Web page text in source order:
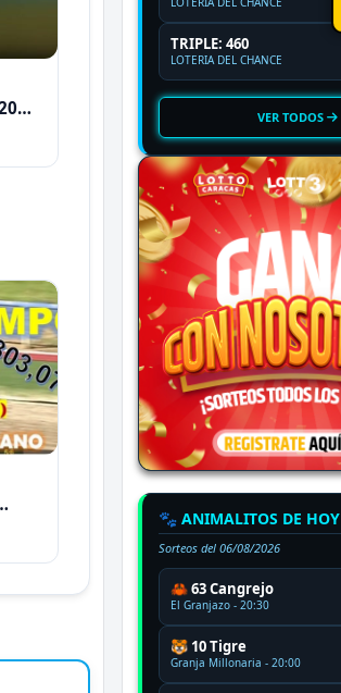
TRIPLE: 460
LOTERIA DEL CHANCE
VER TODOS
🐾 ANIMALITOS DE HOY
Sorteos del 06/08/2026
🦀 63 Cangrejo
El Granjazo - 20:30
🐯 10 Tigre
Granja Millonaria - 20:00